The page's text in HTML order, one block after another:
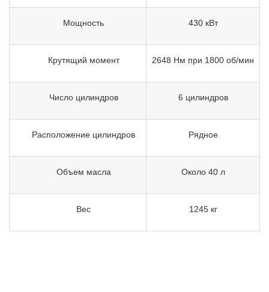
Мощность 430 кВт
Крутящий момент 2648 Нм при 1800 об/мин
Число цилиндров 6 цилиндров
Расположение цилиндров Рядное
Объем масла Около 40 л
Вес 1245 кг